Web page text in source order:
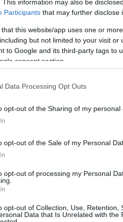
This information may also be
Participants that may further disclose
that this website/app uses one or
but not limited to your visit
to Google and its third-party tags to
consent section.
Data Processing Opt Outs
opt-out of the Sharing of my personal
opt-out of the Sale of my Personal
opt-out of processing my Personal
opt-out of Collection, Use, Retention,
Data that Is Unrelated with the
hivatalos nyelve
miatt a franciát
Szent Péter
2023. augusztus 3.
A Szent Péter-
legikonikusabb és
elég. A
eltöltött egy - két
és események
Nem érhet úgy
volna el a Szent
és talán az egész